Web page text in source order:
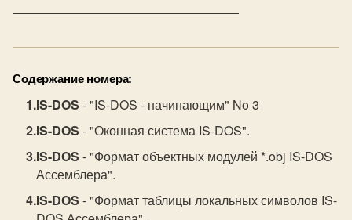
Содержание номера:
IS-DOS - "IS-DOS - начинающим" No 3
IS-DOS - "Оконная система IS-DOS".
IS-DOS - "Формат объектных модулей *.obj IS-DOS
Ассемблера".
IS-DOS - "Формат таблицы локальных символов IS-